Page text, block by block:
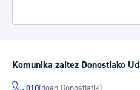
Komunika zaitez Donostiako